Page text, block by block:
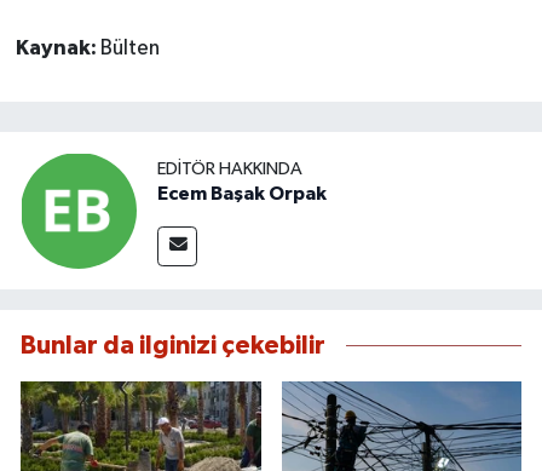
Kaynak: Bülten
EDITÖR HAKKINDA
Ecem Başak Orpak
Bunlar da ilginizi çekebilir